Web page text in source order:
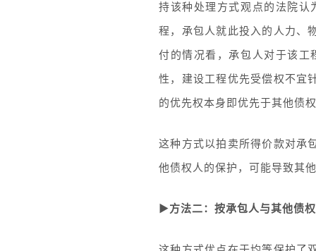
持该种处理方式观点的法院
程，承包人就此投入的人力、
付的情况看，承包人对于该
性，建设工程优先受偿权不宜
的优先权本身即优先于其他债
这种方式以拍卖所得价款对承
他债权人的保护，可能导致其
▶方法二：按承包人与其他债